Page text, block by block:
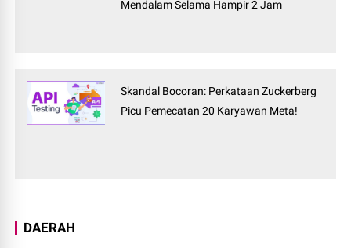
Mendalam Selama Hampir 2 Jam
Skandal Bocoran: Perkataan Zuckerberg
Picu Pemecatan 20 Karyawan Meta!
DAERAH